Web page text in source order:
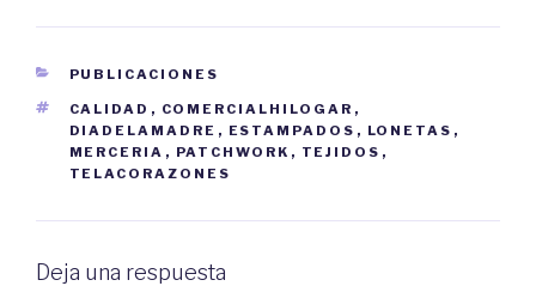
CATEGORÍAS
PUBLICACIONES
ETIQUETAS
CALIDAD , COMERCIALHILOGAR ,
DIADELAMADRE , ESTAMPADOS , LONETAS ,
MERCERIA , PATCHWORK , TEJIDOS ,
TELACORAZONES
Deja una respuesta